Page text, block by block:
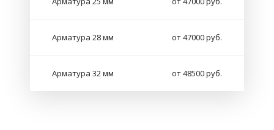
Арматура 28 мм от 47000 руб.
Арматура 32 мм от 48500 руб.